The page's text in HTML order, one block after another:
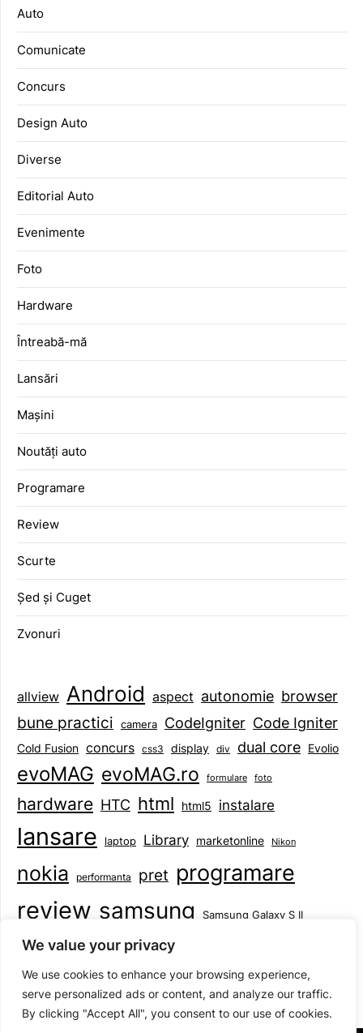
We value your privacy
We use cookies to enhance your browsing experience,
serve personalized ads or content, and analyze our traffic.
By clicking "Accept All", you consent to our use of cookies.
Auto
Comunicate
Concurs
Design Auto
Diverse
Editorial Auto
Evenimente
Foto
Hardware
Întreabă-mă
Lansări
Mașini
Noutăți auto
Programare
Review
Scurte
Șed și Cuget
Zvonuri
allview Android aspect autonomie browser
bune practici camera CodeIgniter Code Igniter
Cold Fusion concurs css3 display div dual core Evolio
evoMAG evoMAG.ro formulare foto
hardware HTC html html5 instalare
lansare laptop Library marketonline Nikon
nokia performanta pret programare
review samsung Samsung Galaxy S II
smartphone specificatii standarde